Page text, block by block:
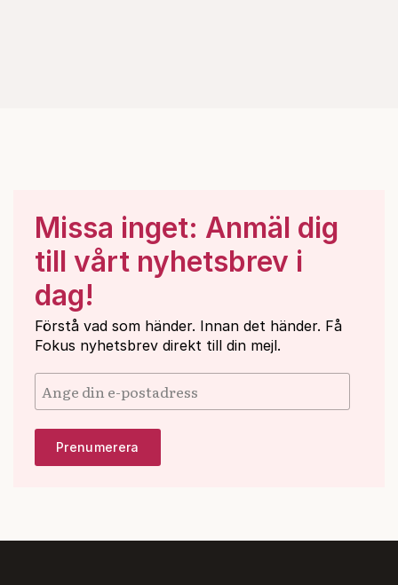
Missa inget: Anmäl dig
till vårt nyhetsbrev i
dag!
Förstå vad som händer. Innan det händer. Få
Fokus nyhetsbrev direkt till din mejl.